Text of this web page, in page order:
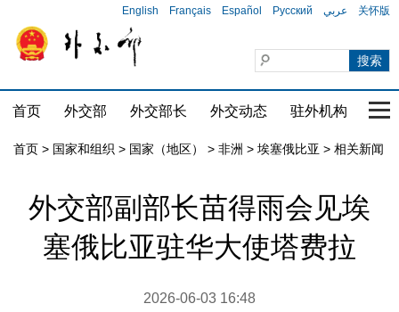
English Français Español Русский عربي 关怀版
首页 外交部 外交部长 外交动态 驻外机构 国
首页 > 国家和组织 > 国家（地区） > 非洲 > 埃塞俄比亚 > 相关新闻
外交部副部长苗得雨会见埃
塞俄比亚驻华大使塔费拉
2026-06-03 16:48